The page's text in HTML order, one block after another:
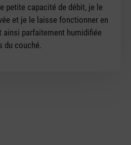
petite capacité de débit, je le
et je le laisse fonctionner en
ainsi parfaitement humidifiée
du couché.